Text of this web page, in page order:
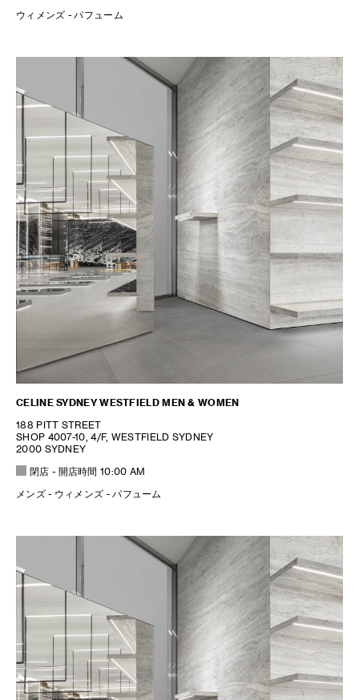
ウィメンズ - パフューム
CELINE SYDNEY WESTFIELD MEN & WOMEN
188 PITT STREET
SHOP 4007-10, 4/F, WESTFIELD SYDNEY
2000 SYDNEY
閉店 - 開店時間10:00 AM
メンズ - ウィメンズ - パフューム